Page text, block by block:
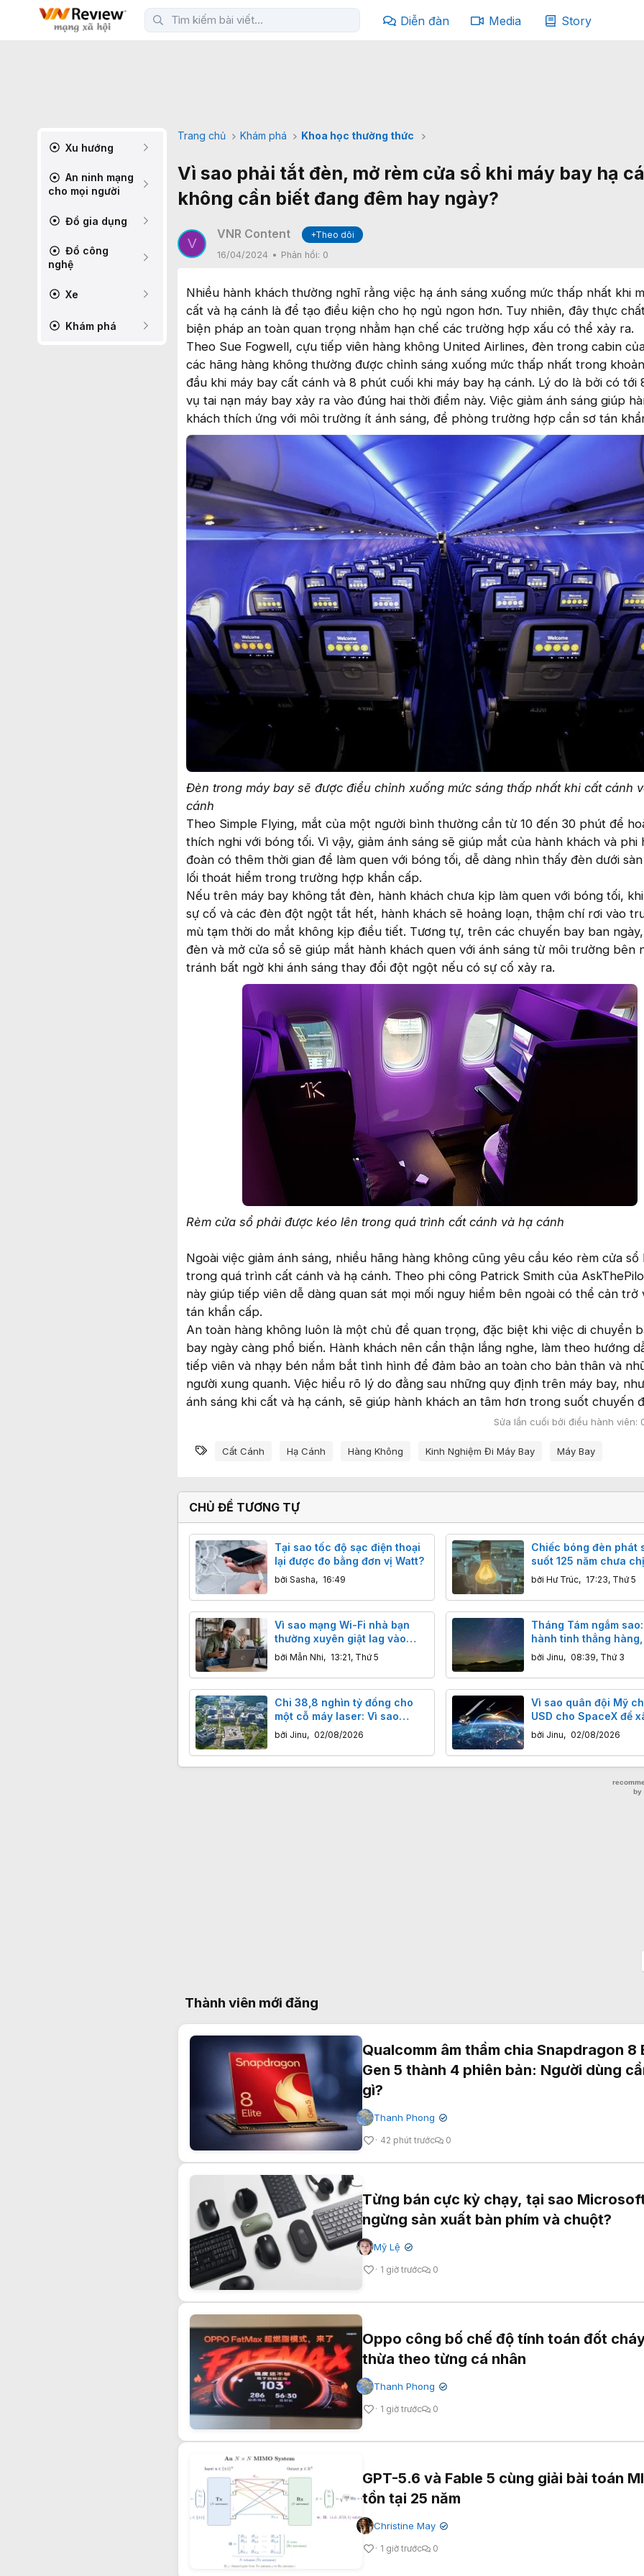
Diễn đàn Media Story
Xu hướng
An ninh mạng
cho mọi người
Đồ gia dụng
Đồ công
nghệ
Xe
Khám phá
Trang chủ Khám phá Khoa học thường thức
Vì sao phải tắt đèn, mở rèm cửa sổ khi máy bay hạ
không cần biết đang đêm hay ngày?
V
VNR Content
+Theo dõi
16/04/2024
Phản hồi: 0
Nhiều hành khách thường nghĩ rằng việc hạ ánh sáng xuống mức thấp nhất khi
cất và hạ cánh là để tạo điều kiện cho họ ngủ ngon hơn. Tuy nhiên, đây thực
biện pháp an toàn quan trọng nhằm hạn chế các trường hợp xấu có thể xảy ra.
Theo Sue Fogwell, cựu tiếp viên hàng không United Airlines, đèn trong cabin
các hãng hàng không thường được chỉnh sáng xuống mức thấp nhất trong
đầu khi máy bay cất cánh và 8 phút cuối khi máy bay hạ cánh. Lý do là bởi có tới
vụ tai nạn máy bay xảy ra vào đúng hai thời điểm này. Việc giảm ánh sáng giúp
khách thích ứng với môi trường ít ánh sáng, đề phòng trường hợp cần sơ tán
Đèn trong máy bay sẽ được điều chỉnh xuống mức sáng thấp nhất khi cất cánh
cánh
Theo Simple Flying, mắt của một người bình thường cần từ 10 đến 30 phút để
thích nghi với bóng tối. Vì vậy, giảm ánh sáng sẽ giúp mắt của hành khách và phi
đoàn có thêm thời gian để làm quen với bóng tối, dễ dàng nhìn thấy đèn dưới
lối thoát hiểm trong trường hợp khẩn cấp.
Nếu trên máy bay không tắt đèn, hành khách chưa kịp làm quen với bóng tối,
sự cố và các đèn đột ngột tắt hết, hành khách sẽ hoảng loạn, thậm chí rơi vào
mù tạm thời do mắt không kịp điều tiết. Tương tự, trên các chuyến bay ban
đèn và mở cửa sổ sẽ giúp mắt hành khách quen với ánh sáng từ môi trường bên
tránh bất ngờ khi ánh sáng thay đổi đột ngột nếu có sự cố xảy ra.
Rèm cửa sổ phải được kéo lên trong quá trình cất cánh và hạ cánh
Ngoài việc giảm ánh sáng, nhiều hãng hàng không cũng yêu cầu kéo rèm cửa sổ
trong quá trình cất cánh và hạ cánh. Theo phi công Patrick Smith của
này giúp tiếp viên dễ dàng quan sát mọi mối nguy hiểm bên ngoài có thể cản trở
tán khẩn cấp.
An toàn hàng không luôn là một chủ đề quan trọng, đặc biệt khi việc di chuyển
bay ngày càng phổ biến. Hành khách nên cẩn thận lắng nghe, làm theo hướng
tiếp viên và nhạy bén nắm bắt tình hình để đảm bảo an toàn cho bản thân và
người xung quanh. Việc hiểu rõ lý do đằng sau những quy định trên máy bay,
ánh sáng khi cất và hạ cánh, sẽ giúp hành khách an tâm hơn trong suốt chuyến
Sửa lần cuối bởi điều hành viên:
Từ khóa
Cất Cánh Hạ Cánh Hàng Không Kinh Nghiệm Đi Máy Bay Máy Bay
CHỦ ĐỀ TƯƠNG TỰ
Tại sao tốc độ sạc điện thoại
lại được đo bằng đơn vị Watt?
bởi Sasha, 16:49
Chiếc bóng đèn phát
suốt 125 năm chưa
Độ bền khiến công
đại cũng phải ngả nón
bởi Hư Trúc, 17:23, Thứ 5
Vì sao mạng Wi-Fi nhà bạn
thường xuyên giật lag vào
buổi tối?
bởi Mẫn Nhi, 13:21, Thứ 5
Tháng Tám ngắm
hành tinh thẳng
thực, nguyệt thực và
khổng lồ đáng sợ
bởi Jinu, 08:39, Thứ 3
Chi 38,8 nghìn tỷ đồng cho
một cỗ máy laser: Vì sao
Thâm Quyến chấp nhận "mài
kiếm" cả trăm năm
bởi Jinu, 02/08/2026
Vì sao quân đội Mỹ
USD cho SpaceX để
hạ tầng quốc phòng?
bởi Jinu, 02/08/2026
Thành viên mới đăng
Qualcomm âm thầm chia Snapdragon 8
Gen 5 thành 4 phiên bản: Người dùng
gì?
Thanh Phong ✔
42 phút trước 0
Từng bán cực kỳ chạy, tại sao
ngừng sản xuất bàn phím và chuột?
Mỹ Lệ ✔
1 giờ trước 0
Oppo công bố chế độ tính toán đốt
thừa theo từng cá nhân
Thanh Phong ✔
1 giờ trước 0
GPT-5.6 và Fable 5 cùng giải bài toán
tồn tại 25 năm
Christine May ✔
1 giờ trước 0